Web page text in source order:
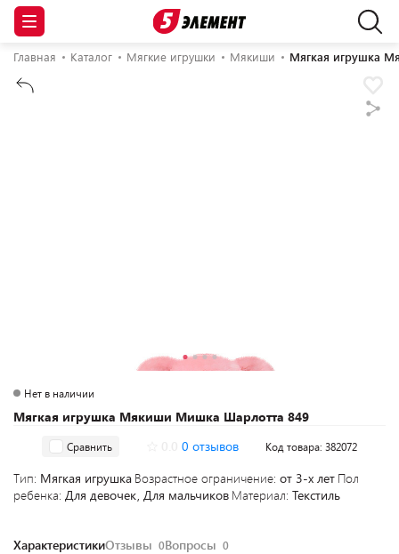
Главная Каталог Мягкие игрушки Мякиши Мягкая игрушка
Мягкая игрушка Мякиши Мишка Шарлотта 849
Нет в наличии
Сравнить 0 отзывов Код товара: 382072
Тип: Мягкая игрушка Возрастное ограничение: от 3-х лет Пол
ребенка: Для девочек, Для мальчиков Материал: Текстиль
ХарактеристикиОтзывы 0Вопросы 0